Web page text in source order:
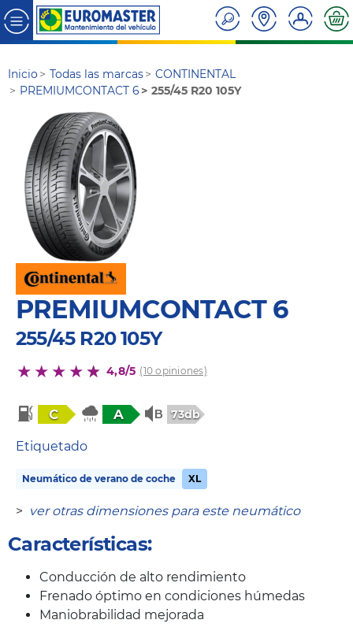
Inicio Todas las marcas
CONTINENTAL
PREMIUMCONTACT 6
255/45 R20 105Y
PREMIUMCONTACT 6
255/45 R20 105Y
4,8/5 (10 opiniones)
C A 73db
Etiquetado
Neumático de verano de coche XL
> ver otras dimensiones para este neumático
Características:
Conducción de alto rendimiento
Frenado óptimo en condiciones húmedas
Maniobrabilidad mejorada